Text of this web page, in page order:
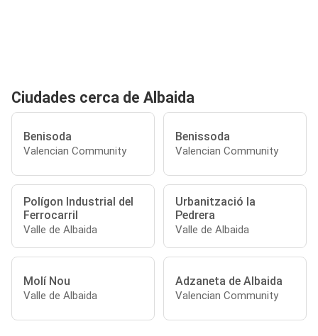
Ciudades cerca de Albaida
Benisoda
Valencian Community
Benissoda
Valencian Community
Polígon Industrial del
Ferrocarril
Valle de Albaida
Urbanització la
Pedrera
Valle de Albaida
Molí Nou
Valle de Albaida
Adzaneta de Albaida
Valencian Community